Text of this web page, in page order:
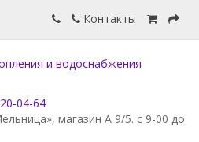
Контакты
04-64
магазин А 9/5. с 9-00 до